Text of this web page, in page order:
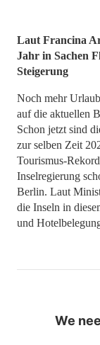
Laut Francina
Jahr in Sachen
Steigerung
Noch mehr
auf die aktuellen
Schon jetzt sind
zur selben Zeit
Tourismus-
Inselregierung
Berlin. Laut
die Inseln in
und
We